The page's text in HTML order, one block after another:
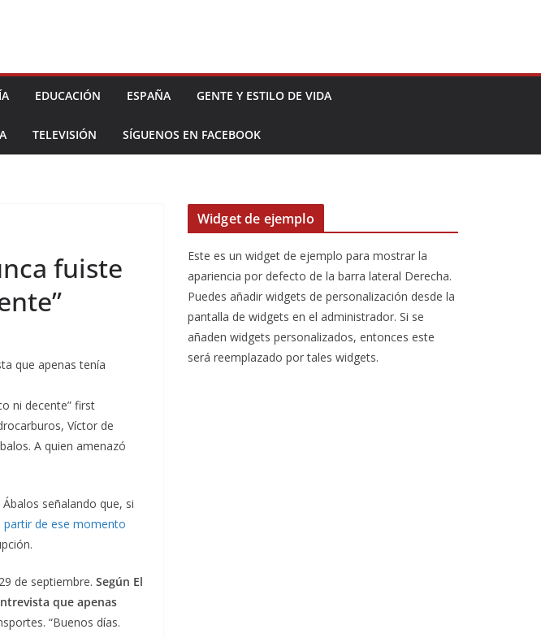
EDUCACIÓN ESPAÑA GENTE Y ESTILO DE VIDA
TELEVISIÓN SÍGUENOS EN FACEBOOK
fuiste
que apenas tenía
ni decente” first
Víctor de
A quien amenazó
señalando que, si
de ese momento
de septiembre. Según El
que apenas
“Buenos días.
Widget de ejemplo
Este es un widget de ejemplo para mostrar la
apariencia por defecto de la barra lateral Derecha.
Puedes añadir widgets de personalización desde la
pantalla de widgets en el administrador. Si se
añaden widgets personalizados, entonces este
será reemplazado por tales widgets.